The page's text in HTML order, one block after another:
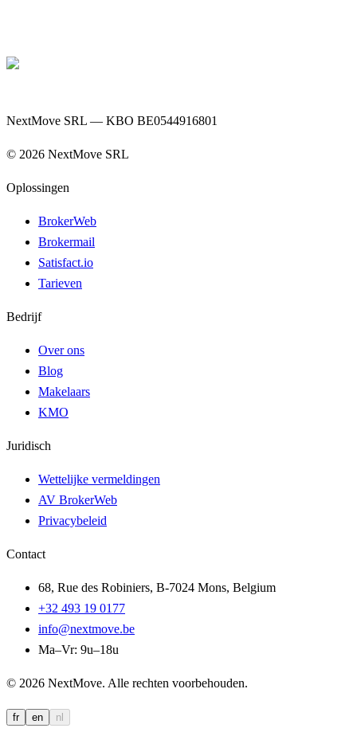
NextMove SRL — KBO BE0544916801
© 2026 NextMove SRL
Oplossingen
BrokerWeb
Brokermail
Satisfact.io
Tarieven
Bedrijf
Over ons
Blog
Makelaars
KMO
Juridisch
Wettelijke vermeldingen
AV BrokerWeb
Privacybeleid
Contact
68, Rue des Robiniers, B-7024 Mons, Belgium
+32 493 19 0177
info@nextmove.be
Ma–Vr: 9u–18u
© 2026 NextMove. Alle rechten voorbehouden.
fr en nl